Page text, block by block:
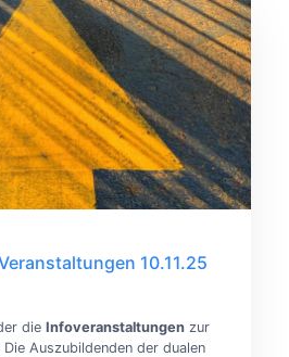
10.11.25
die Infoveranstaltungenzur
Auszubildenden der dualen